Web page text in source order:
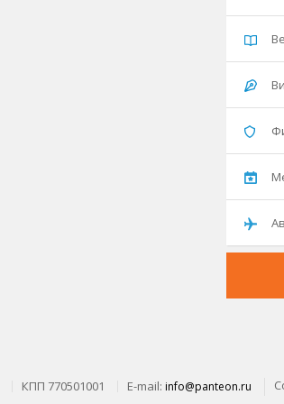
КПП 770501001 E-mail: info@panteon.ru